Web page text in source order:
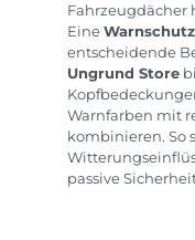
Fahrzeugdächer
Eine
entscheidende
Ungrund Store
Warnfarben mit
kombinieren. So
passive